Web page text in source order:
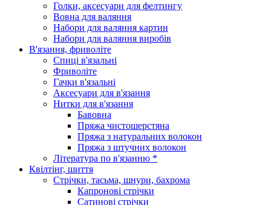
Голки, аксесуари для фелтингу
Вовна для валяння
Набори для валяння картин
Набори для валяння виробів
В'язання, фриволіте
Спиці в'язальні
Фриволіте
Гачки в'язальні
Аксесуари для в'язання
Нитки для в'язання
Бавовна
Пряжа чистошерстяна
Пряжа з натуральних волокон
Пряжа з штучних волокон
Література по в'язанню *
Квілтінг, шиття
Стрічки, тасьма, шнури, бахрома
Капронові стрічки
Сатинові стрічки